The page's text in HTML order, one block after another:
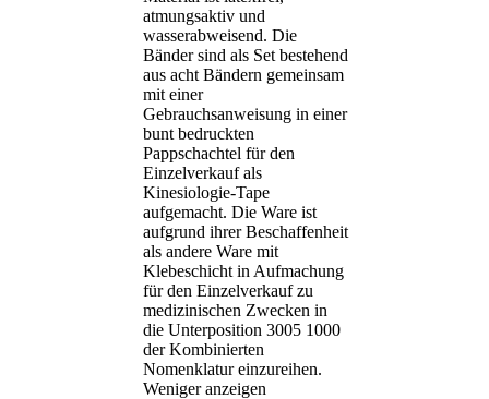
atmungsaktiv und
wasserabweisend. Die
Bänder sind als Set bestehend
aus acht Bändern gemeinsam
mit einer
Gebrauchsanweisung in einer
bunt bedruckten
Pappschachtel für den
Einzelverkauf als
Kinesiologie-Tape
aufgemacht. Die Ware ist
aufgrund ihrer Beschaffenheit
als andere Ware mit
Klebeschicht in Aufmachung
für den Einzelverkauf zu
medizinischen Zwecken in
die Unterposition 3005 1000
der Kombinierten
Nomenklatur einzureihen.
Weniger anzeigen